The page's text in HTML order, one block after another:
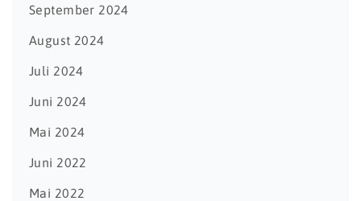
September 2024
August 2024
Juli 2024
Juni 2024
Mai 2024
Juni 2022
Mai 2022